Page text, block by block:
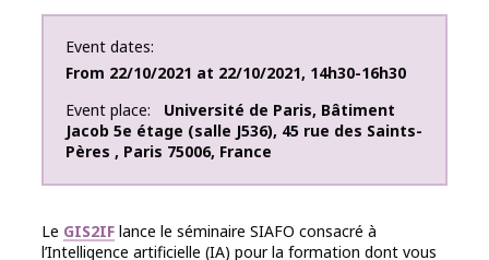
Event dates
From 22/10/2021 at 22/10/2021, 14h30-16h30
Event place
Université de Paris, Bâtiment
Jacob 5e étage (salle J536), 45 rue des Saints-
Pères , Paris 75006, France
Le GIS2IF lance le séminaire SIAFO consacré à
l’Intelligence artificielle (IA) pour la formation dont vous